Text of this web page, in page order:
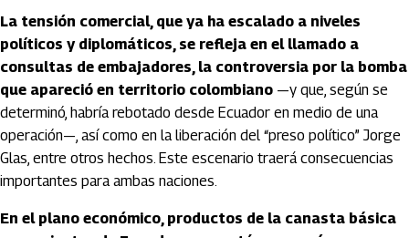
La tensión comercial, que ya ha escalado a niveles
políticos y diplomáticos, se refleja en el llamado a
consultas de embajadores, la controversia por la bomba
que apareció en territorio colombiano —y que, según se
determinó, habría rebotado desde Ecuador en medio de una
operación—, así como en la liberación del “preso político” Jorge
Glas, entre otros hechos. Este escenario traerá consecuencias
importantes para ambas naciones.
En el plano económico, productos de la canasta básica